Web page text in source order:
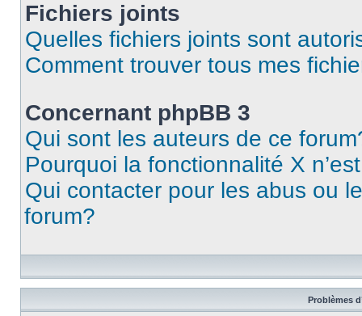
Fichiers joints
Quelles fichiers joints sont
Comment trouver tous mes
Concernant phpBB 3
Qui sont les auteurs de ce
Pourquoi la fonctionnalité X
Qui contacter pour les abus ou
forum?
Problèmes